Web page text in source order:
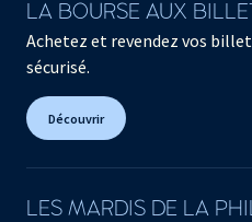
LA BOURSE AUX
Achetez et revendez vos
sécurisé.
Découvrir
LES MARDIS DE LA